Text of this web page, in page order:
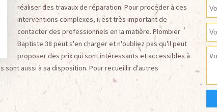
réaliser des travaux de réparation. Pour procéder à ces
interventions complexes, il est très important de
contacter des professionnels en la matière. Plombier
Baptiste 38 peut s'en charger et n'oubliez pas qu'il peut
proposer des prix qui sont intéressants et accessibles à
sont aussi à sa disposition. Pour recueillir d'autres